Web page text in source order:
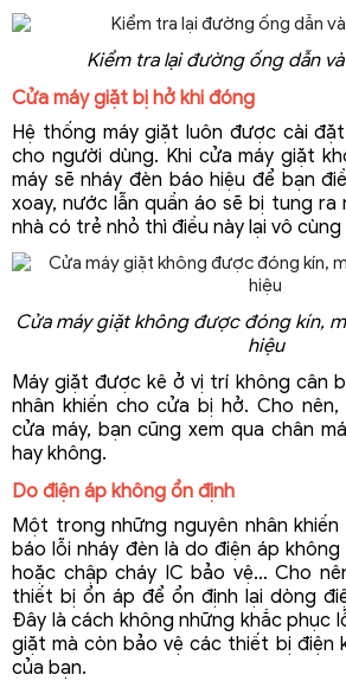
Kiểm tra lại đường ống dẫn
Cửa máy giặt bị hở khi đóng
Hệ thống máy giặt luôn được cài
cho người dùng. Khi cửa máy giặt
máy sẽ nháy đèn báo hiệu để bạn
xoay, nước lẫn quần áo sẽ bị tung ra
nhà có trẻ nhỏ thì điều này lại vô cùng
Cửa máy giặt không được đóng kín,
hiệu
Máy giặt được kê ở vị trí không cân
nhân khiến cho cửa bị hở. Cho
cửa máy, bạn cũng xem qua chân
hay không.
Do điện áp không ổn định
Một trong những nguyên nhân khiến
báo lỗi nháy đèn là do điện áp
hoặc chập cháy IC bảo vệ… Cho
thiết bị ổn áp để ổn định lại dòng
Đây là cách không những khắc phục
giặt mà còn bảo vệ các thiết bị điện
của bạn.